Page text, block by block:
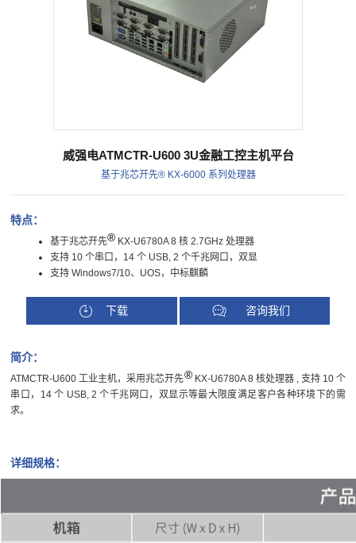
威强电ATMCTR-U600 3U金融工控主机平台
基于兆芯开先® KX-6000 系列处理器
特点：
基于兆芯开先®KX-U6780A 8 核 2.7GHz 处理器
支持 10 个串口，14 个 USB, 2 个千兆网口，双显
支持 Windows7/10、UOS，中标麒麟
下载 咨询我们
简介：
ATMCTR-U600 工业主机，采用兆芯开先®KX-U6780A 8 核处理器 , 支持 10 个
串口，14 个 USB, 2 个千兆网口，双显示等最大限度满足客户各种环境下的需
求。
详细规格：